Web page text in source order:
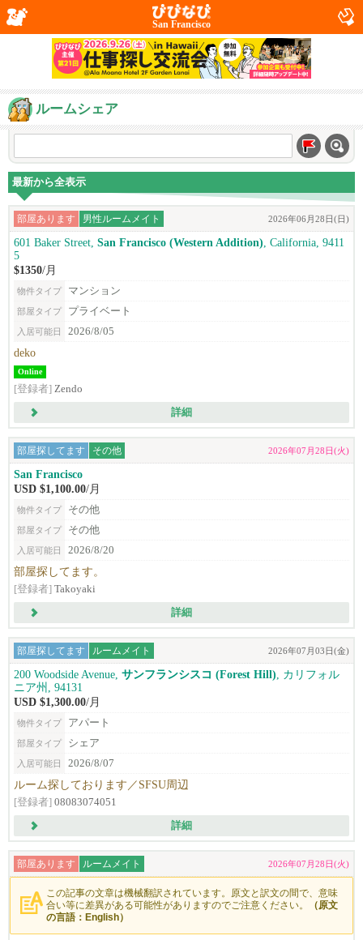
San Francisco
ルームシェア
最新から全表示
部屋あります 男性ルームメイト 2026年06月28日(日)
601 Baker Street, San Francisco (Western Addition) , California, 9411
5
$1350/月
物件タイプ マンション
部屋タイプ プライベート
入居可能日 2026/8/05
deko
Online
[登録者] Zendo
詳細
部屋探してます その他 2026年07月28日(火)
San Francisco
USD $1,100.00/月
物件タイプ その他
部屋タイプ その他
入居可能日 2026/8/20
部屋探してます。
[登録者] Takoyaki
詳細
部屋探してます ルームメイト 2026年07月03日(金)
200 Woodside Avenue, サンフランシスコ (Forest Hill) , カリフォル
ニア州, 94131
USD $1,300.00/月
物件タイプ アパート
部屋タイプ シェア
入居可能日 2026/8/07
ルーム探しております／SFSU周辺
[登録者] 08083074051
詳細
部屋あります ルームメイト 2026年07月28日(火)
この記事の文章は機械翻訳されています。原文と訳文の間で、意味
合い等に差異がある可能性がありますのでご注意ください。
（原文
の言語：English）